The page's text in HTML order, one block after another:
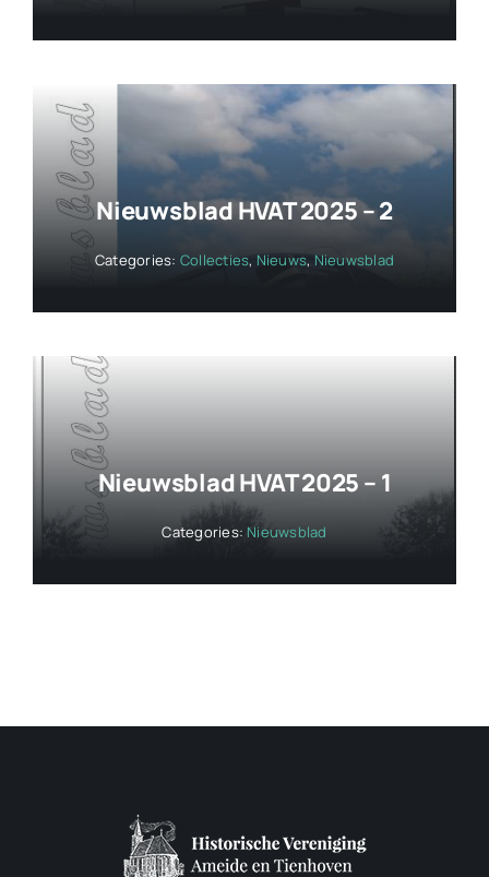
Nieuwsblad HVAT 2025 – 2
Categories: Collecties, Nieuws,Nieuwsblad
Nieuwsblad HVAT 2025 – 1
Categories:Nieuwsblad